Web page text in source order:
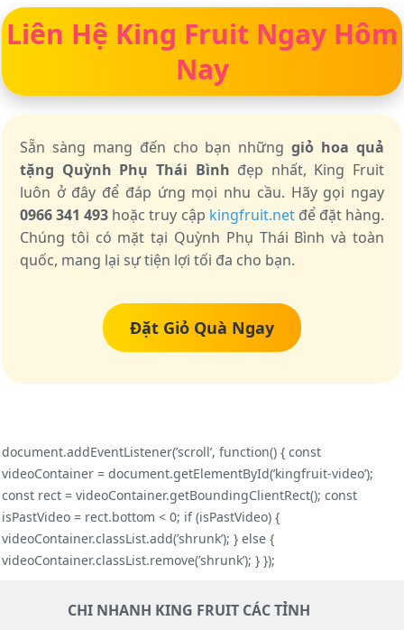
Liên Hệ King Fruit Ngay Hôm
Nay
Sẵn sàng mang đến cho bạn nhữnggiỏ hoa quả
tặng Quỳnh Phụ Thái Bình đẹp nhất, King Fruit
luôn ở đây để đáp ứng mọi nhu cầu. Hãy gọi ngay
0966 341 493 hoặc truy cập kingfruit.netđể đặt hàng.
Chúng tôi có mặt tại Quỳnh Phụ Thái Bình và toàn
quốc, mang lại sự tiện lợi tối đa cho bạn.
Đặt Giỏ Quà Ngay
document.addEventListener(’scroll’, function() { const
videoContainer = document.getElementById(’kingfruit-video’);
const rect = videoContainer.getBoundingClientRect(); const
isPastVideo = rect.bottom < 0; if (isPastVideo) {
videoContainer.classList.add(’shrunk’); } else {
videoContainer.classList.remove(’shrunk’); } });
CHI NHANH KING FRUIT CÁC TỈNH